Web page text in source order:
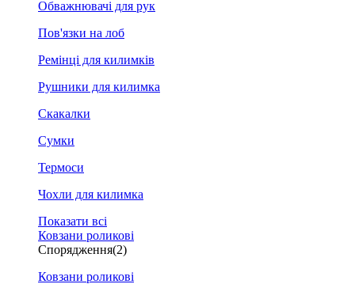
Обважнювачі для рук
Пов'язки на лоб
Ремінці для килимків
Рушники для килимка
Скакалки
Сумки
Термоси
Чохли для килимка
Показати всі
Ковзани роликові
Спорядження(2)
Ковзани роликові